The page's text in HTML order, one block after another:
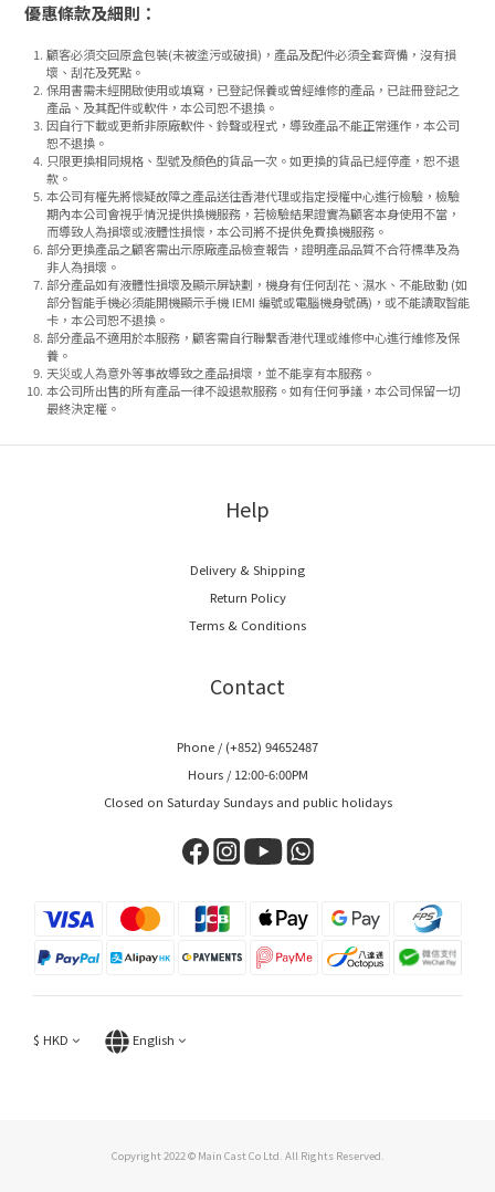
優惠條款及細則：
顧客必須交回原盒包裝(未被塗污或破損)，產品及配件必須全套齊備，沒有損
壞、刮花及死點。
保用書需未經開啟使用或填寫，已登記保養或曾經維修的產品，已註冊登記之
產品、及其配件或軟件，本公司恕不退換。
因自行下載或更新非原廠軟件、鈴聲或程式，導致產品不能正常運作，本公司
恕不退換。
只限更換相同規格、型號及顏色的貨品一次。如更換的貨品已經停產，恕不退
款。
本公司有權先將懷疑故障之產品送往香港代理或指定授權中心進行檢驗，檢驗
期內本公司會視乎情況提供換機服務，若檢驗結果證實為顧客本身使用不當，
而導致人為損壞或液體性損懷，本公司將不提供免費換機服務。
部分更換產品之顧客需出示原廠產品檢查報告，證明產品品質不合符標準及為
非人為損壞。
部分產品如有液體性損壞及顯示屏缺劃，機身有任何刮花、濕水、不能啟動 (如
部分智能手機必須能開機顯示手機 IEMI 編號或電腦機身號碼)，或不能讀取智能
卡，本公司恕不退換。
部分產品不適用於本服務，顧客需自行聯繫香港代理或維修中心進行維修及保
養。
天災或人為意外等事故導致之產品損壞，並不能享有本服務。
本公司所出售的所有產品一律不設退款服務。如有任何爭議，本公司保留一切
最終決定權。
Help
Delivery & Shipping
Return Policy
Terms & Conditions
Contact
Phone / (+852) 94652487
Hours / 12:00-6:00PM
Closed on Saturday Sundays and public holidays
$ HKD English
Copyright 2022 © Main Cast Co Ltd. All Rights Reserved.